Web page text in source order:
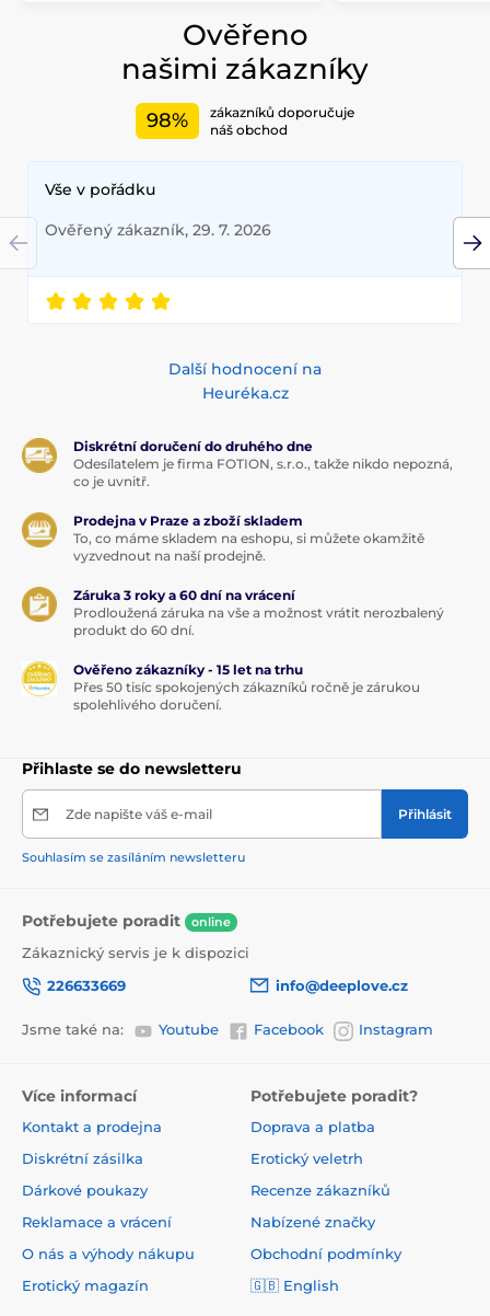
Ověřeno
našimi zákazníky
98%
zákazníků doporučuje
náš obchod
Vše v pořádku
Ověřený zákazník, 29. 7. 2026
Další hodnocení na
Heuréka.cz
Diskrétní doručení do druhého dne
Odesílatelem je firma FOTION, s.r.o., takže nikdo nepozná,
co je uvnitř.
Prodejna v Praze a zboží skladem
To, co máme skladem na eshopu, si můžete okamžitě
vyzvednout na naší prodejně.
Záruka 3 roky a 60 dní na vrácení
Prodloužená záruka na vše a možnost vrátit nerozbalený
produkt do 60 dní.
Ověřeno zákazníky - 15 let na trhu
Přes 50 tisíc spokojených zákazníků ročně je zárukou
spolehlivého doručení.
Přihlaste se do newsletteru
Zde napište váš e-mail Přihlásit
Souhlasím se zasíláním newsletteru
Potřebujete poradit online
Zákaznický servis je k dispozici
226633669
info@deeplove.cz
Jsme také na: Youtube Facebook Instagram
Více informací
Kontakt a prodejna
Diskrétní zásilka
Dárkové poukazy
Reklamace a vrácení
O nás a výhody nákupu
Erotický magazín
Potřebujete poradit?
Doprava a platba
Erotický veletrh
Recenze zákazníků
Nabízené značky
Obchodní podmínky
🇬🇧 English